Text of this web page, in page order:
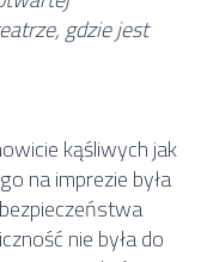
gdzie jest
kąśliwych jak
na imprezie była
nie była do